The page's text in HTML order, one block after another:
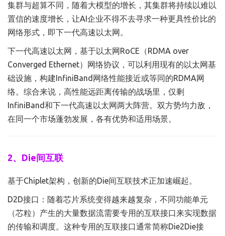
集群与超算不同，随着大模型的增长，其集群将持续以难以
置信的速度增长，让AI企业不得不去寻求一种更具性价比的
网络形式，即下一代高速以太网。
下一代高速以太网，基于以太网RoCE（RDMA over
Converged Ethernet）网络协议，可以利用现有的以太网基
础设施，构建InfiniBand网络性能接近或等同的RDMA网
络。综合来说，高性能远距离传输的战场里，仅剩
InfiniBand和下一代高速以太网两大阵营。双方势均力敌，
在同一个市场蓬勃发展，各有优势和适用场景。
2、Die间互联
基于Chiplet架构，创新的Die间互联技术正加速崛起。
D2D接口：随着芯片系统变得越来越复杂，不同功能单元
（芯粒）产生的大量数据流需要专用的互联接口来实现数据
的传输和调度。这种专用的互联接口通常简称Die2Die接